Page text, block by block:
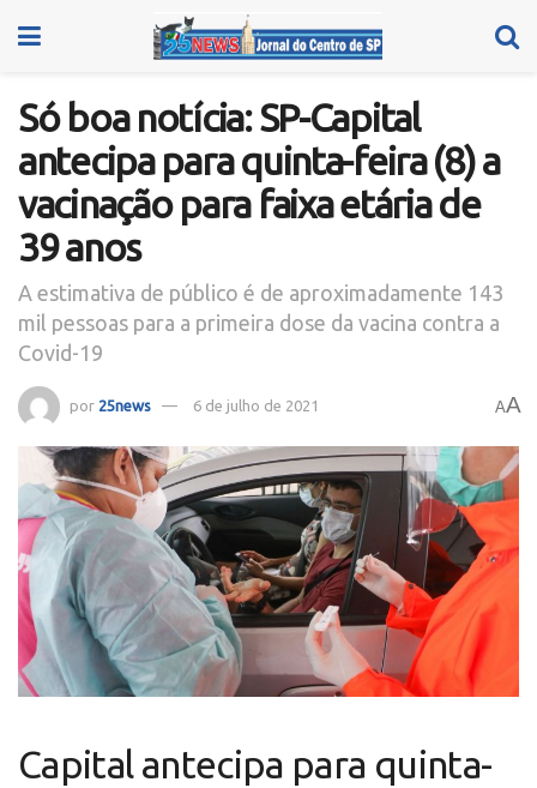
Só boa notícia: SP-Capital
antecipa para quinta-feira (8) a
vacinação para faixa etária de
39 anos
A estimativa de público é de aproximadamente 143
mil pessoas para a primeira dose da vacina contra a
Covid-19
por 25news 6 de julho de 2021 AA
Capital antecipa para quinta-